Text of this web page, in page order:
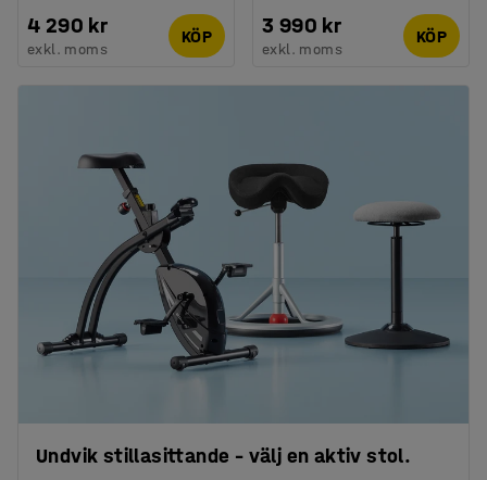
4 290 kr
exkl. moms
KÖP 3 990 kr
exkl. moms
KÖP
Undvik stillasittande – välj en aktiv stol.